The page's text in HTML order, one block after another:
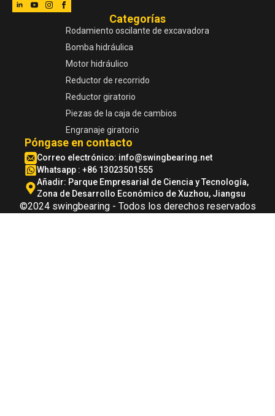
Categorías
Rodamiento oscilante de excavadora
Bomba hidráulica
Motor hidráulico
Reductor de recorrido
Reductor giratorio
Piezas de la caja de cambios
Engranaje giratorio
Póngase en contacto
Correo electrónico: info@swingbearing.net
Whatsapp : +86 13023501555
Añadir: Parque Empresarial de Ciencia y Tecnología,
Zona de Desarrollo Económico de Xuzhou, Jiangsu
©2024 swingbearing - Todos los derechos reservados